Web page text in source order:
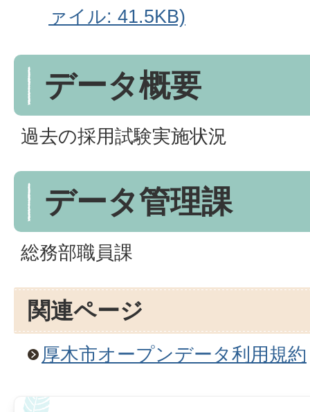
ァイル: 41.5KB)
データ概要
過去の採用試験実施状況
データ管理課
総務部職員課
関連ページ
厚木市オープンデータ利用規約